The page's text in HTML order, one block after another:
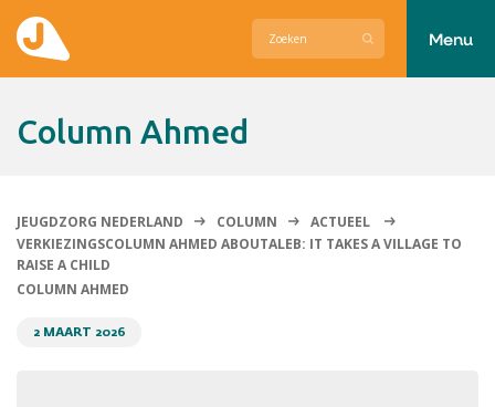
Contact
Menu
Column Ahmed
JEUGDZORG NEDERLAND COLUMN
ACTUEEL
VERKIEZINGSCOLUMN AHMED ABOUTALEB: IT TAKES A VILLAGE TO
RAISE A CHILD
COLUMN AHMED
2 MAART 2026